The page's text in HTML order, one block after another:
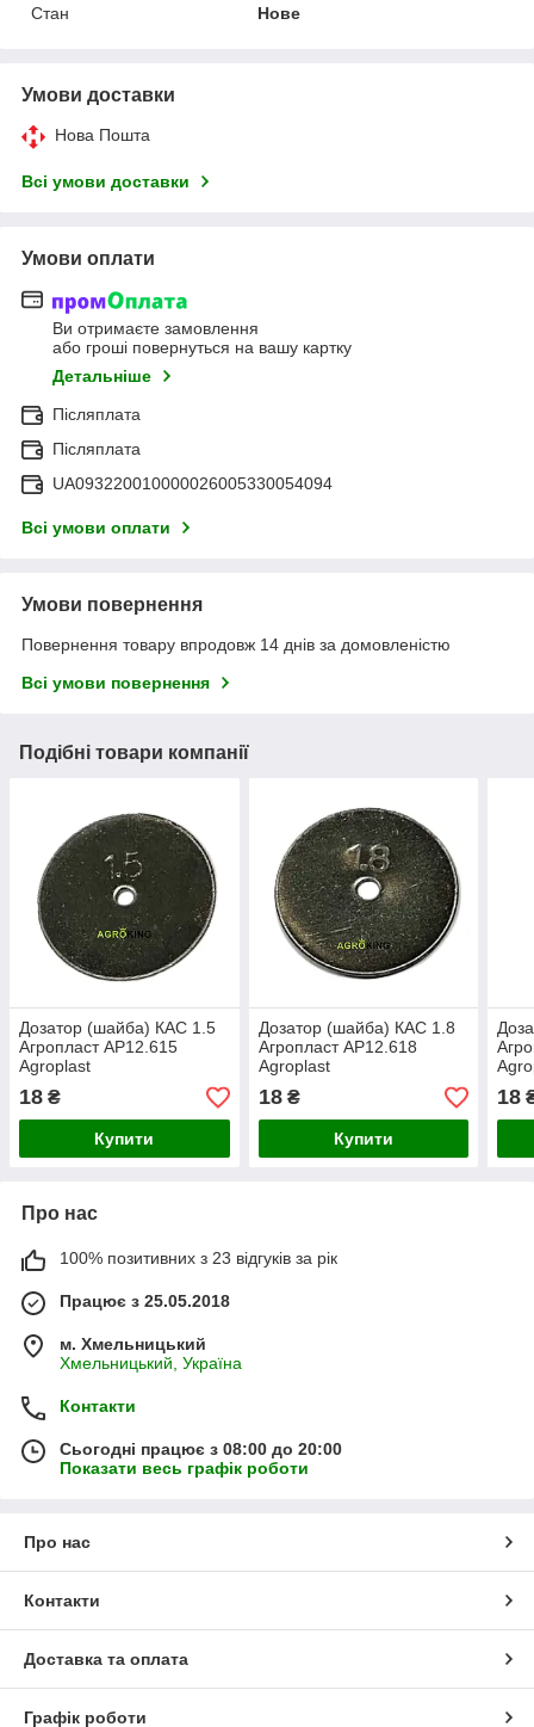
Стан
Нове
Умови доставки
Нова Пошта
Всі умови доставки
Умови оплати
Ви отримаєте замовлення
або гроші повернуться на вашу картку
Детальніше
Післяплата
Післяплата
UA093220010000026005330054094
Всі умови оплати
Умови повернення
Повернення товару впродовж 14 днів за домовленістю
Всі умови повернення
Подібні товари компанії
Дозатор (шайба) КАС 1.5
Агропласт AP12.615
Agroplast
18 ₴
Купити
Дозатор (шайба) КАС 1.8
Агропласт AP12.618
Agroplast
18₴
Купити
18
Про нас
100% позитивних з 23 відгуків за рік
Працює з 25.05.2018
м. Хмельницький
Хмельницький, Україна
Контакти
Сьогодні працює з 08:00 до 20:00
Показати весь графік роботи
Про нас
Контакти
Доставка та оплата
Графік роботи